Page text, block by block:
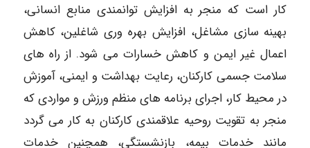
کار است که منجر به افزایش توانمندی منابع انسانی،
بهینه سازی مشاغل، افزایش بهره وری شاغلین، کاهش
اعمال غیر ایمن و کاهش خسارات می شود. از راه های
سلامت جسمی کارکنان، رعایت بهداشت و ایمنی، آموزش
در محیط کار، اجرای برنامه های منظم ورزش و مواردی که
منجر به تقویت روحیه علاقمندی کارکنان به کار می گردد
مانند خدمات بیمه، بازنشستگی، همچنین خدمات